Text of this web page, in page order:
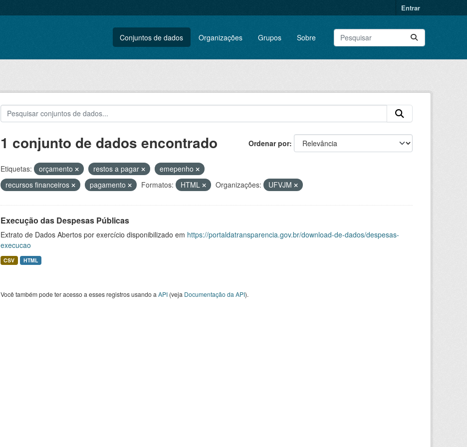
Entrar
Conjuntos de dados Organizações Grupos Sobre
Ordenar por
1 conjunto de dados encontrado
Etiquetas: orçamento restos a pagar
emepenho
recursos financeiros
pagamento Formatos: HTML Organizações: UFVJM
Execução das Despesas Públicas
Extrato de Dados Abertos por exercício disponibilizado em https://portaldatransparencia.gov.br/download-de-dados/despesas-
execucao
CSV HTML
Você também pode ter acesso a esses registros usando a API(veja Documentação da API).